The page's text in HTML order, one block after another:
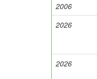
2006
2026
2026